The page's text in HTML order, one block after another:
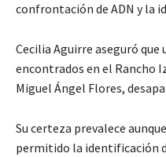
confrontación de ADN y la
Cecilia Aguirre aseguró
encontrados en el Rancho
Miguel Ángel Flores,
Su certeza prevalece
permitido la identificación